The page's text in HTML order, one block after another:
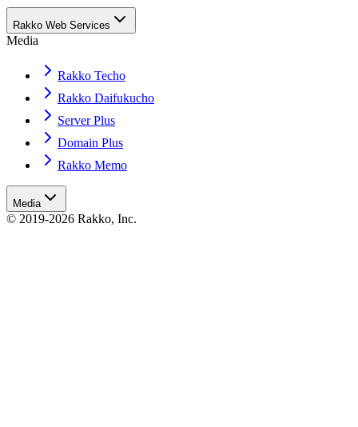
Rakko Web Services
Media
Rakko Techo
Rakko Daifukucho
Server Plus
Domain Plus
Rakko Memo
Media
© 2019-2026 Rakko, Inc.